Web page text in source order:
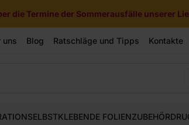
die Termine der Sommerausfälle unserer
uns Blog Ratschläge und Tipps Kontakte
SELBSTKLEBENDE FOLIENZUBEHÖR